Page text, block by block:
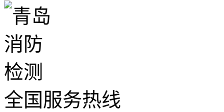
全国服务热线